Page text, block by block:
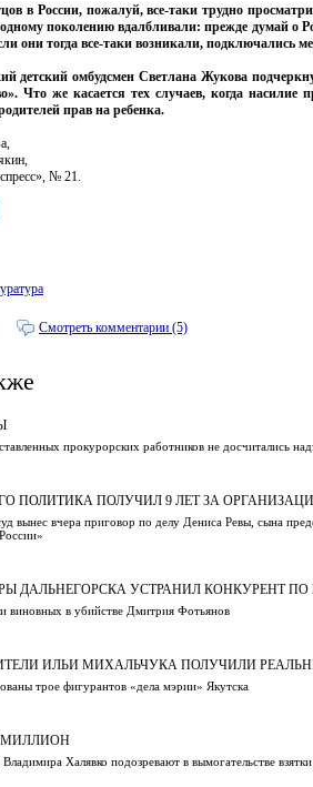
в России, пожалуй, все-таки трудно
поколению вдалбливали: прежде думай о
они тогда все-таки возникали, подключались
детский омбудсмен Светлана Жукова
Что же касается тех случаев, когда
прав на ребенка.
№ 21.
Смотреть комментарии (5)
прокурорских работников не досчитались
ПОЛИТИКА ПОЛУЧИЛ 9 ЛЕТ ЗА
вынес вчера приговор по делу Дениса Ревы, сына
ДАЛЬНЕГОРСКА УСТРАНИЛ КОНКУРЕНТ ПО
виновных в убийстве Дмитрия Фотьянов
ИЛЬИ МИХАЛЬЧУКА ПОЛУЧИЛИ
трое фигурантов «дела мэрии» Якутска
Халявко подозревают в вымогательстве взятки